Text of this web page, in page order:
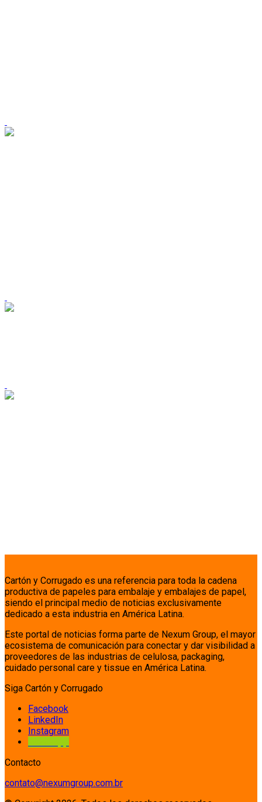
Cartón y Corrugado es una referencia para toda la cadena
productiva de papeles para embalaje y embalajes de papel,
siendo el principal medio de noticias exclusivamente
dedicado a esta industria en América Latina.
Este portal de noticias forma parte de Nexum Group, el mayor
ecosistema de comunicación para conectar y dar visibilidad a
proveedores de las industrias de celulosa, packaging,
cuidado personal care y tissue en América Latina.
Siga Cartón y Corrugado
Facebook
LinkedIn
Instagram
Contacto
contato@nexumgroup.com.br